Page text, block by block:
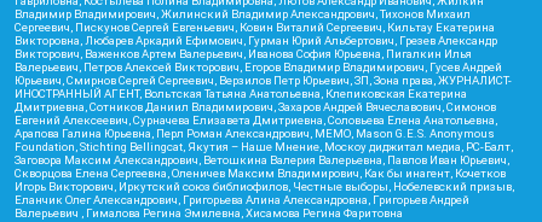
Владимир Владимирович, Жилинский Владимир Александрович, Тихонов Михаил
Сергеевич, Пискунов Сергей Евгеньевич, Ковин Виталий Сергеевич, Кильтау Екатерина
Викторовна, Любарев Аркадий Ефимович, Гурман Юрий Альбертович, Грезев Александр
Викторович, Важенков Артем Валерьевич, Иванова София Юрьевна, Пигалкин Илья
Валерьевич, Петров Алексей Викторович, Егоров Владимир Владимирович, Гусев Андрей
Юрьевич, Смирнов Сергей Сергеевич, Верзилов Петр Юрьевич, ЗП, Зона права, ЖУРНАЛИСТ-
ИНОСТРАННЫЙ АГЕНТ, Вольтская Татьяна Анатольевна, Клепиковская Екатерина
Дмитриевна, Сотников Даниил Владимирович, Захаров Андрей Вячеславович, Симонов
Евгений Алексеевич, Сурначева Елизавета Дмитриевна, Соловьева Елена Анатольевна,
Арапова Галина Юрьевна, Перл Роман Александрович, МЕМО, Mason G.E.S. Anonymous
Foundation, Stichting Bellingcat, Якутия – Наше Мнение, Москоу диджитал медиа, РС-Балт,
Заговора Максим Александрович, Ветошкина Валерия Валерьевна, Павлов Иван Юрьевич,
Скворцова Елена Сергеевна, Оленичев Максим Владимирович, Как бы инагент, Кочетков
Игорь Викторович, Иркутский союз библиофилов, Честные выборы, Нобелевский призыв,
Еланчик Олег Александрович, Григорьева Алина Александровна, Григорьев Андрей
Валерьевич , Гималова Регина Эмилевна, Хисамова Регина Фаритовна